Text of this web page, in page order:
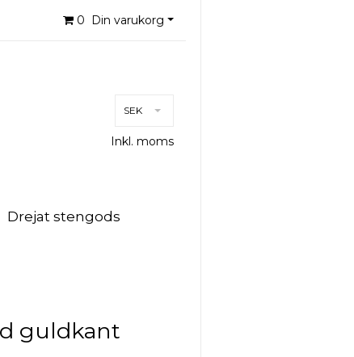
0 Din varukorg
SEK
Inkl. moms
Drejat stengods
guldkant